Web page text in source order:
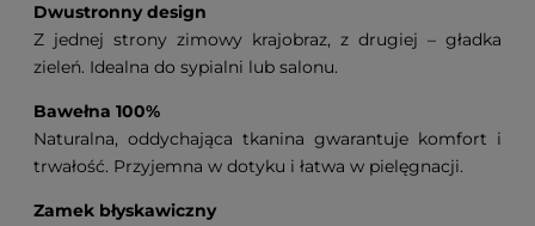
Dwustronny design
Z jednej strony zimowy krajobraz, z drugiej – gładka
zieleń. Idealna do sypialni lub salonu.
Bawełna 100%
Naturalna, oddychająca tkanina gwarantuje komfort i
trwałość. Przyjemna w dotyku i łatwa w pielęgnacji.
Zamek błyskawiczny